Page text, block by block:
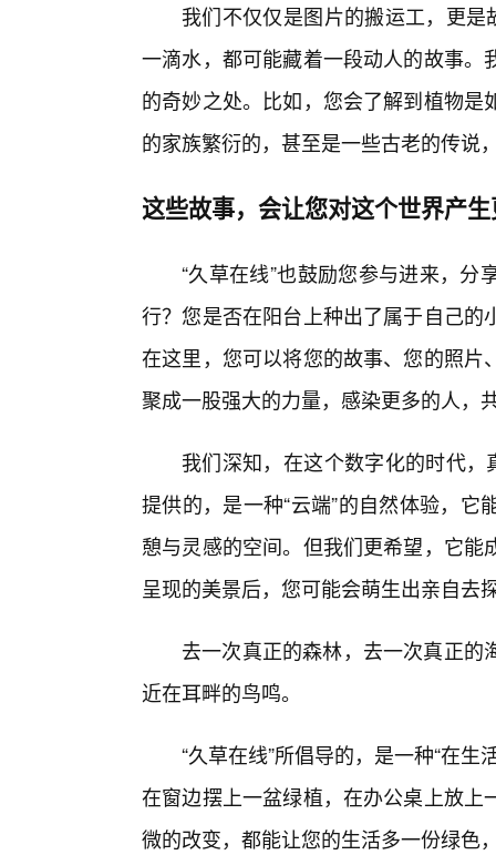
我们不仅仅是图片的搬运工，更是
一滴水，都可能藏着一段动人的故事
的奇妙之处。比如，您会了解到植物
的家族繁衍的，甚至是一些古老的传说
这些故事，会让您对这个世界产
“久草在线”也鼓励您参与进来，
行？您是否在阳台上种出了属于自己
在这里，您可以将您的故事、您的照
聚成一股强大的力量，感染更多的人，
我们深知，在这个数字化的时代，
提供的，是一种“云端”的自然体验，
憩与灵感的空间。但我们更希望，它
呈现的美景后，您可能会萌生出亲自去
去一次真正的森林，去一次真正
近在耳畔的鸟鸣。
“久草在线”所倡导的，是一种“在
在窗边摆上一盆绿植，在办公桌上放
微的改变，都能让您的生活多一份绿色